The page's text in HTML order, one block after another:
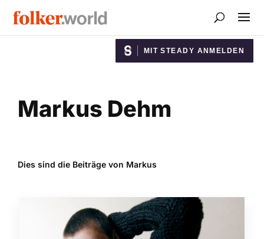
MIT STEADY ANMELDEN
Markus Dehm
Dies sind die Beiträge von Markus